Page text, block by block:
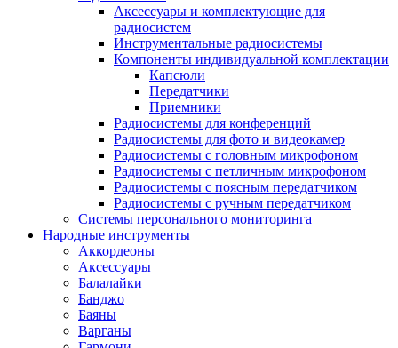
Аксессуары и комплектующие для
радиосистем
Инструментальные радиосистемы
Компоненты индивидуальной комплектации
Капсюли
Передатчики
Приемники
Радиосистемы для конференций
Радиосистемы для фото и видеокамер
Радиосистемы с головным микрофоном
Радиосистемы с петличным микрофоном
Радиосистемы с поясным передатчиком
Радиосистемы с ручным передатчиком
Системы персонального мониторинга
Народные инструменты
Аккордеоны
Аксессуары
Балалайки
Банджо
Баяны
Варганы